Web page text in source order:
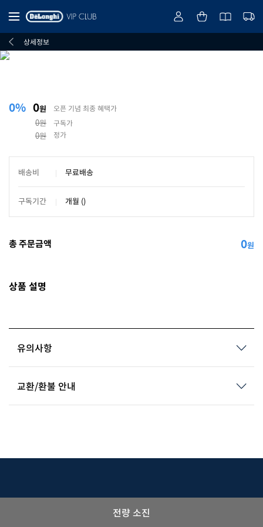
상세정보
0% 0원
0원
0원
오픈 기념 최종 혜택가
구독가
정가
배송비 무료배송
구독기간 개월 ()
총 주문금액 0원
상품 설명
유의사항
교환/환불 안내
전량 소진